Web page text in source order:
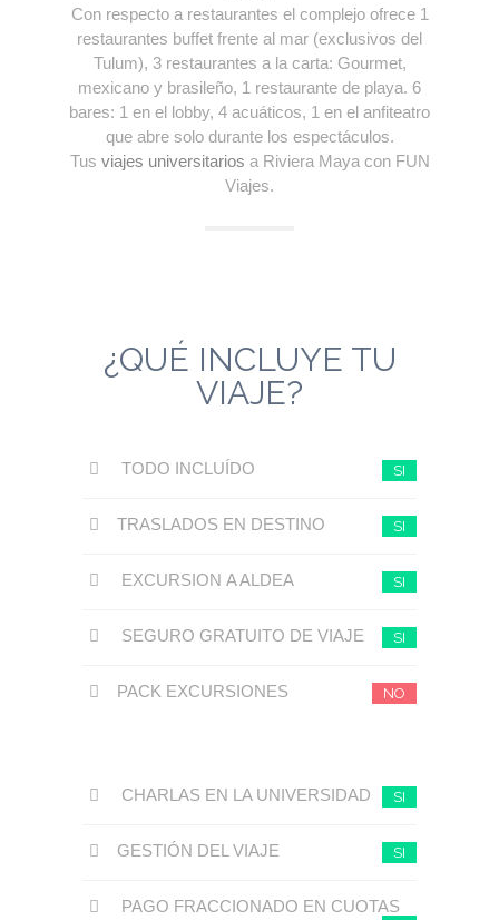
Con respecto a restaurantes el complejo ofrece 1
restaurantes buffet frente al mar (exclusivos del
Tulum), 3 restaurantes a la carta: Gourmet,
mexicano y brasileño, 1 restaurante de playa. 6
bares: 1 en el lobby, 4 acuáticos, 1 en el anfiteatro
que abre solo durante los espectáculos.
Tus viajes universitarios a Riviera Maya con FUN
Viajes.
¿QUÉ INCLUYE TU
VIAJE?
TODO INCLUÍDO SI
TRASLADOS EN DESTINO SI
EXCURSION A ALDEA SI
SEGURO GRATUITO DE VIAJE SI
PACK EXCURSIONES NO
CHARLAS EN LA UNIVERSIDAD SI
GESTIÓN DEL VIAJE SI
PAGO FRACCIONADO EN CUOTAS